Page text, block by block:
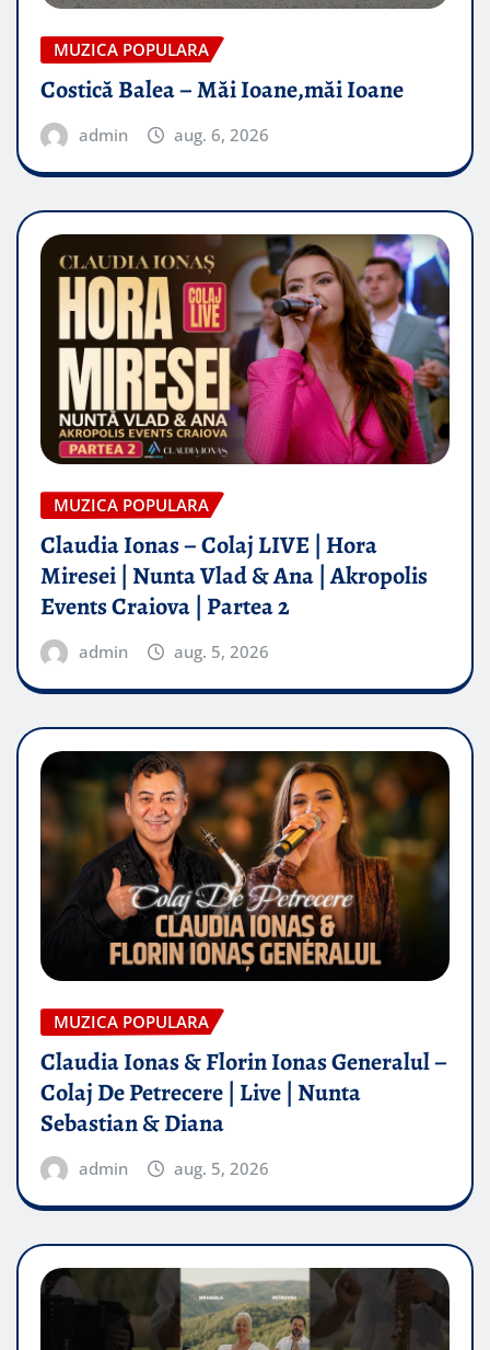
MUZICA POPULARA
Costică Balea – Măi Ioane,măi Ioane
admin aug. 6, 2026
MUZICA POPULARA
Claudia Ionas – Colaj LIVE | Hora
Miresei | Nunta Vlad & Ana | Akropolis
Events Craiova | Partea 2
admin aug. 5, 2026
MUZICA POPULARA
Claudia Ionas & Florin Ionas Generalul –
Colaj De Petrecere | Live | Nunta
Sebastian & Diana
admin aug. 5, 2026